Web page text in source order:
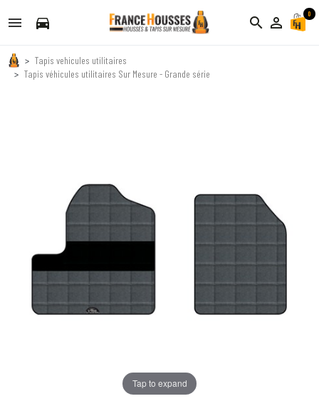
directions_car search person_outline
0
Tapis vehicules utilitaires
Tapis véhicules utilitaires Sur Mesure - Grande série
Tap to expand